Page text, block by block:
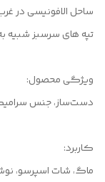
ساحل الافونیسی در
تپه های سرسبز شبیه
ویژگی محصول:
دست‌ساز، جنس
کاربرد:
ماگ، شات اسپرسو،